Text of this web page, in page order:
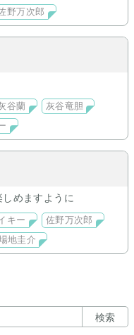
野万次郎
谷蘭
灰谷竜胆
めますように
キー
佐野万次郎
地圭介
検索